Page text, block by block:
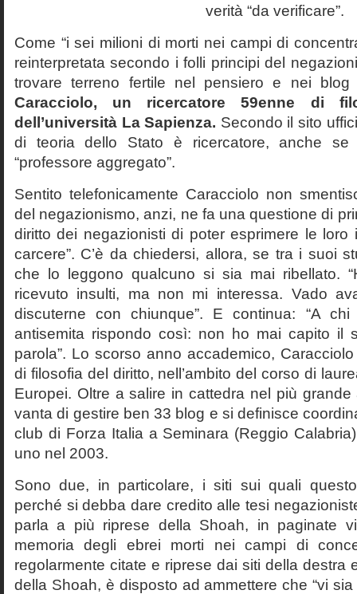
verità “da verificare”.
Come “i sei milioni di morti nei campi di
reinterpretata secondo i folli principi del
trovare terreno fertile nel pensiero e nei
Caracciolo, un ricercatore 59enne di
dell’università La Sapienza. Secondo il sito
di teoria dello Stato è ricercatore, anche
“professore aggregato”.
Sentito telefonicamente Caracciolo non
del negazionismo, anzi, ne fa una questione di
diritto dei negazionisti di poter esprimere le loro
carcere”. C’è da chiedersi, allora, se tra i suoi
che lo leggono qualcuno si sia mai ribellato.
ricevuto insulti, ma non mi interessa. Vado
discuterne con chiunque”. E continua: “A
antisemita rispondo così: non ho mai capito il
parola”. Lo scorso anno accademico,
di filosofia del diritto, nell’ambito del corso di
Europei. Oltre a salire in cattedra nel più grande
vanta di gestire ben 33 blog e si definisce
club di Forza Italia a Seminara (Reggio
uno nel 2003.
Sono due, in particolare, i siti sui quali
perché si debba dare credito alle tesi
parla a più riprese della Shoah, in paginate
memoria degli ebrei morti nei campi di
regolarmente citate e riprese dai siti della destra
della Shoah, è disposto ad ammettere che “vi